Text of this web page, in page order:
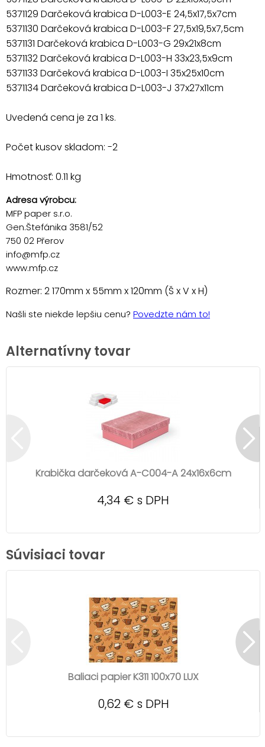
5371129 Darčeková krabica D-L003-E 24,5x17,5x7cm
5371130 Darčeková krabica D-L003-F 27,5x19,5x7,5cm
5371131 Darčeková krabica D-L003-G 29x21x8cm
5371132 Darčeková krabica D-L003-H 33x23,5x9cm
5371133 Darčeková krabica D-L003-I 35x25x10cm
5371134 Darčeková krabica D-L003-J 37x27x11cm
Uvedená cena je za 1 ks.
Počet kusov skladom: -2
Hmotnosť: 0.11 kg
Adresa výrobcu:
MFP paper s.r.o.
Gen.Štefánika 3581/52
750 02 Přerov
info@mfp.cz
www.mfp.cz
Rozmer: 2 170mm x 55mm x 120mm (Š x V x H)
Našli ste niekde lepšiu cenu? Povedzte nám to!
Alternatívny tovar
Krabička darčeková A-C004-A 24x16x6cm
4,34 € s DPH
Súvisiaci tovar
Baliaci papier K311 100x70 LUX
0,62 € s DPH